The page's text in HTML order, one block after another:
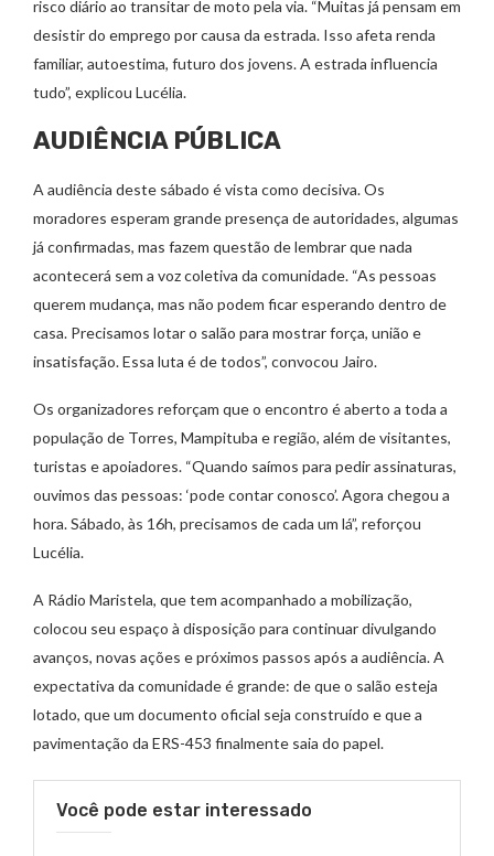
risco diário ao transitar de moto pela via. “Muitas já pensam em
desistir do emprego por causa da estrada. Isso afeta renda
familiar, autoestima, futuro dos jovens. A estrada influencia
tudo”, explicou Lucélia.
AUDIÊNCIA PÚBLICA
A audiência deste sábado é vista como decisiva. Os
moradores esperam grande presença de autoridades, algumas
já confirmadas, mas fazem questão de lembrar que nada
acontecerá sem a voz coletiva da comunidade. “As pessoas
querem mudança, mas não podem ficar esperando dentro de
casa. Precisamos lotar o salão para mostrar força, união e
insatisfação. Essa luta é de todos”, convocou Jairo.
Os organizadores reforçam que o encontro é aberto a toda a
população de Torres, Mampituba e região, além de visitantes,
turistas e apoiadores. “Quando saímos para pedir assinaturas,
ouvimos das pessoas: ‘pode contar conosco’. Agora chegou a
hora. Sábado, às 16h, precisamos de cada um lá”, reforçou
Lucélia.
A Rádio Maristela, que tem acompanhado a mobilização,
colocou seu espaço à disposição para continuar divulgando
avanços, novas ações e próximos passos após a audiência. A
expectativa da comunidade é grande: de que o salão esteja
lotado, que um documento oficial seja construído e que a
pavimentação da ERS-453 finalmente saia do papel.
Você pode estar interessado